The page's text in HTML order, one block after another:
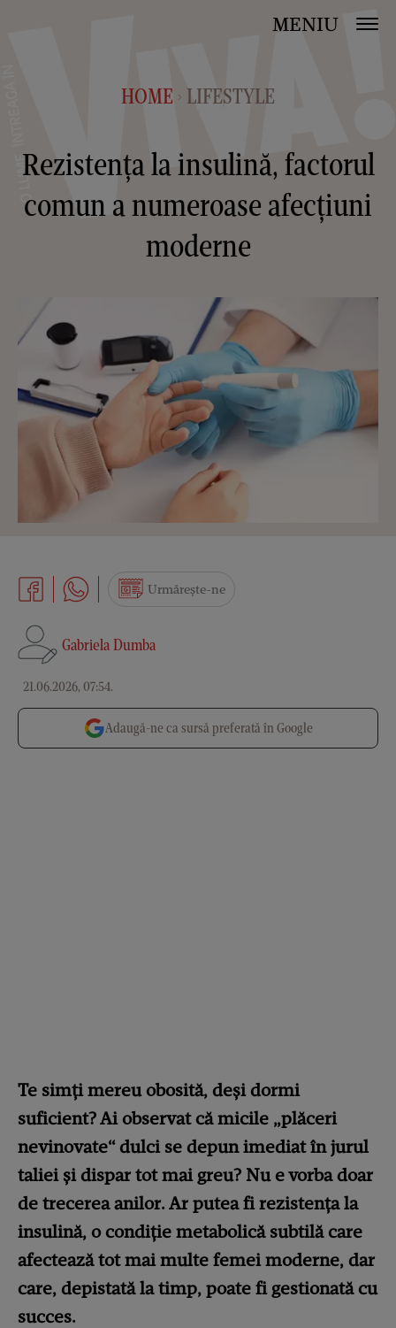
MENIU
HOME > LIFESTYLE
Rezistența la insulină, factorul
comun a numeroase afecțiuni
moderne
Gabriela Dumba
21.06.2026, 07:54.
Urmărește-ne
Adaugă-ne ca sursă preferată în Google
Te simți mereu obosită, deși dormi
suficient? Ai observat că micile „plăceri
nevinovate“ dulci se depun imediat în jurul
taliei și dispar tot mai greu? Nu e vorba doar
de trecerea anilor. Ar putea fi rezistența la
insulină, o condiție metabolică subtilă care
afectează tot mai multe femei moderne, dar
care, depistată la timp, poate fi gestionată cu
succes.